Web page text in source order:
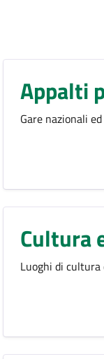
Appalti
Gare nazionali
Cultura
Luoghi di